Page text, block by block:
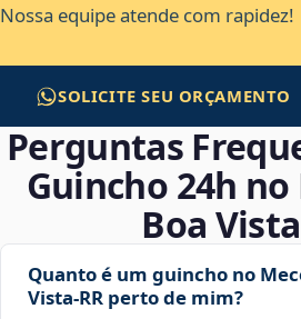
Nossa equipe atende com rapidez!
SOLICITE SEU ORÇAMENTO
Perguntas
Guincho 24h
Boa
Quanto é um guincho no
Vista‑RR perto de mim?